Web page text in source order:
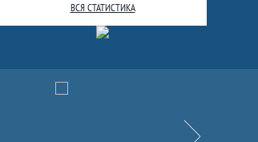
ВСЯ СТАТИСТИКА
Вперёд